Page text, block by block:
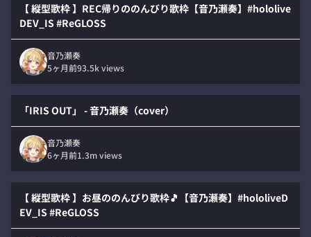
【 縦型歌枠 】REC帰りののんびり歌枠【音乃瀬奏】#hololive
DEV_IS #ReGLOSS
音乃瀬奏
5ヶ月前93.5kviews
「IRIS OUT」 - 音乃瀬奏（cover）
音乃瀬奏
6ヶ月前1.3mviews
【 縦型歌枠 】お昼ののんびり歌枠🎵【音乃瀬奏】#hololiveD
EV_IS #ReGLOSS